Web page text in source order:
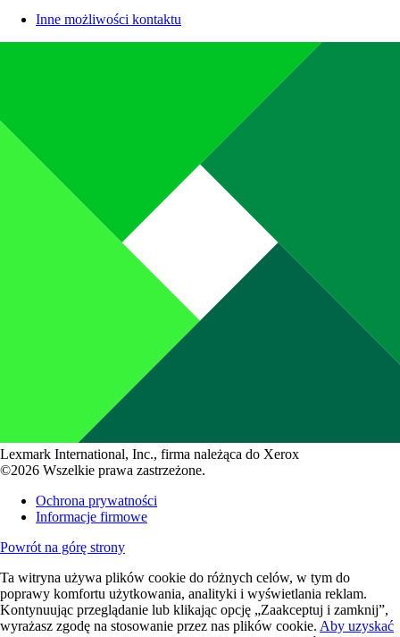
Inne możliwości kontaktu
Lexmark International, Inc., firma należąca do Xerox
©2026 Wszelkie prawa zastrzeżone.
Ochrona prywatności
Informacje firmowe
Powrót na górę strony
Ta witryna używa plików cookie do różnych celów, w tym do
poprawy komfortu użytkowania, analityki i wyświetlania reklam.
Kontynuując przeglądanie lub klikając opcję „Zaakceptuj i zamknij”,
wyrażasz zgodę na stosowanie przez nas plików cookie. Aby uzyskać